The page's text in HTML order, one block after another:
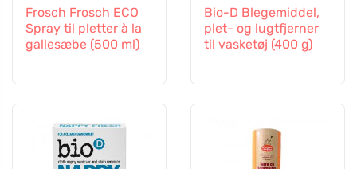
Frosch Frosch ECO
Spray til pletter à la
gallesæbe (500 ml)
Bio-D Blegemiddel,
plet- og lugtfjerner
til vasketøj (400 g)